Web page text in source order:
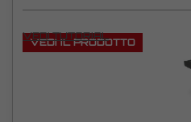
VEDI TUTORIAL
VEDI IL PRODOTTO